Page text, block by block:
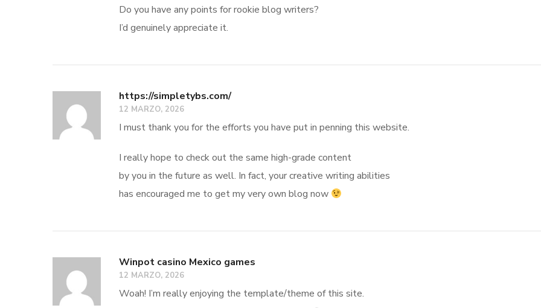
Do you have any points for rookie blog writers?
I’d genuinely appreciate it.
https://simpletybs.com/
12 MARZO, 2026
I must thank you for the efforts you have put in penning this website.
I really hope to check out the same high-grade content
by you in the future as well. In fact, your creative writing abilities
has encouraged me to get my very own blog now
Winpot casino Mexico games
12 MARZO, 2026
Woah! I’m really enjoying the template/theme of this site.